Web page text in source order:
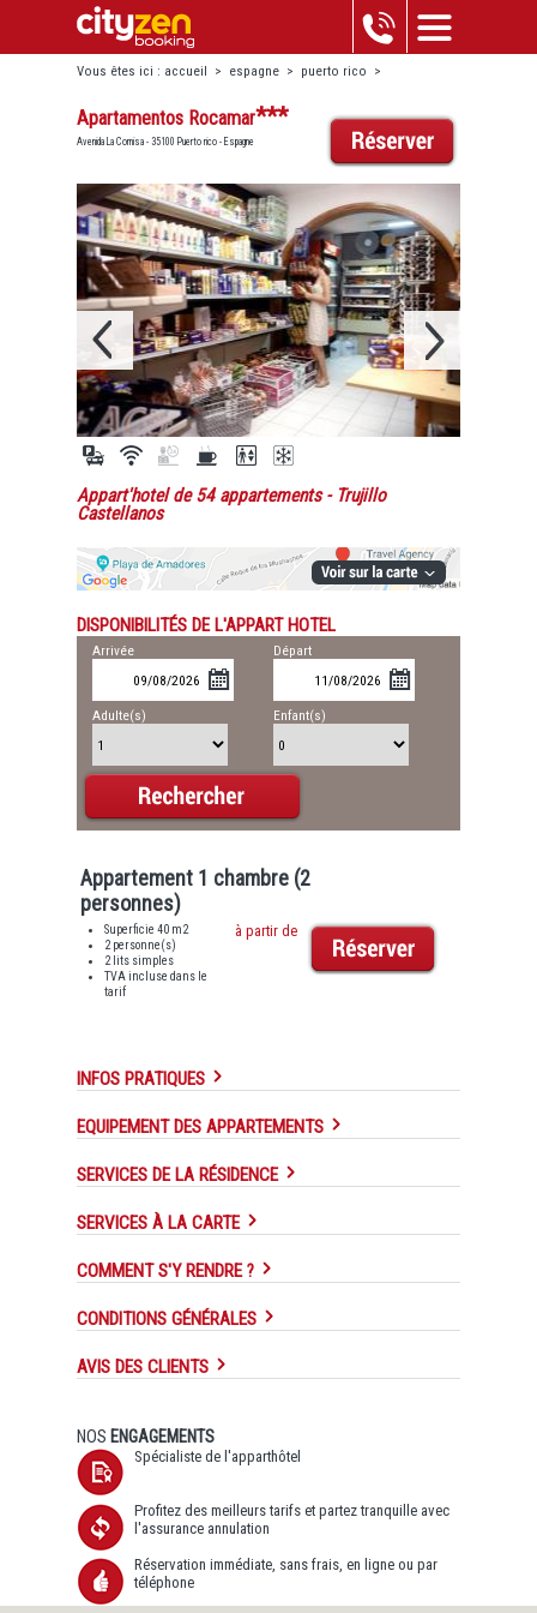
Vous êtes ici : accueil > espagne > puerto rico >
apartamentos rocamar
Apartamentos Rocamar***
Avenida La Cornisa - 35100 Puerto rico - Espagne
Appart'hotel de 54 appartements- Trujillo
Castellanos
DISPONIBILITÉS DE L'APPART HOTEL
Arrivée Départ
Adulte(s) Enfant(s)
Appartement 1 chambre (2
personnes)
Superficie 40 m2
2 personne(s)
2 lits simples
TVA incluse dans le
tarif
à partir de
INFOS PRATIQUES
EQUIPEMENT DES APPARTEMENTS
SERVICES DE LA RÉSIDENCE
SERVICES À LA CARTE
COMMENT S'Y RENDRE ?
CONDITIONS GÉNÉRALES
AVIS DES CLIENTS
NOS ENGAGEMENTS
Spécialiste de l'apparthôtel
Profitez des meilleurs tarifs et partez tranquille avec
l'assurance annulation
Réservation immédiate, sans frais, en ligne ou par
téléphone